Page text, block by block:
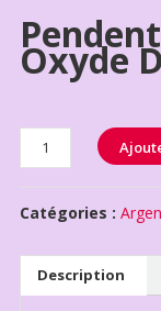
Oxyde
Quantité
Catégories :
Description